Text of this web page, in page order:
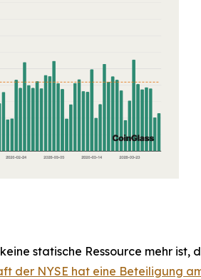
statische Ressource mehr ist,
der NYSE hat eine Beteiligung